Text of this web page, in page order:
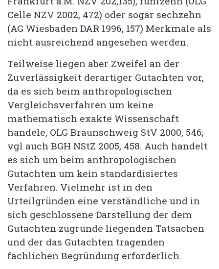
Celle NZV 2002, 472) oder sogar sechzehn
(AG Wiesbaden DAR 1996, 157) Merkmale als
nicht ausreichend angesehen werden.
Teilweise liegen aber Zweifel an der
Zuverlässigkeit derartiger Gutachten vor,
da es sich beim anthropologischen
Vergleichsverfahren um keine
mathematisch exakte Wissenschaft
handele, OLG Braunschweig StV 2000, 546;
vgl auch BGH NStZ 2005, 458. Auch handelt
es sich um beim anthropologischen
Gutachten um kein standardisiertes
Verfahren. Vielmehr ist in den
Urteilgründen eine verständliche und in
sich geschlossene Darstellung der dem
Gutachten zugrunde liegenden Tatsachen
und der das Gutachten tragenden
fachlichen Begründung erforderlich.